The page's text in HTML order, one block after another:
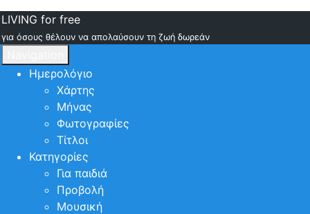
LIVING for free
για όσους θέλουν να απολαύσουν τη ζωή δωρεάν
Ημερολόγιο
Χάρτης
Μήνας
Φωτογραφίες
Τίτλοι
Κατηγορίες
Για παιδιά
Προβολή
Μουσική